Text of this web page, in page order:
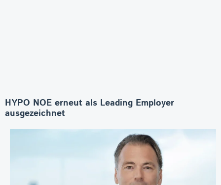
HYPO NOE erneut als Leading Employer
ausgezeichnet